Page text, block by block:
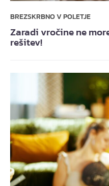
BREZSKRBNO V POLETJE
Zaradi vročine ne
rešitev!